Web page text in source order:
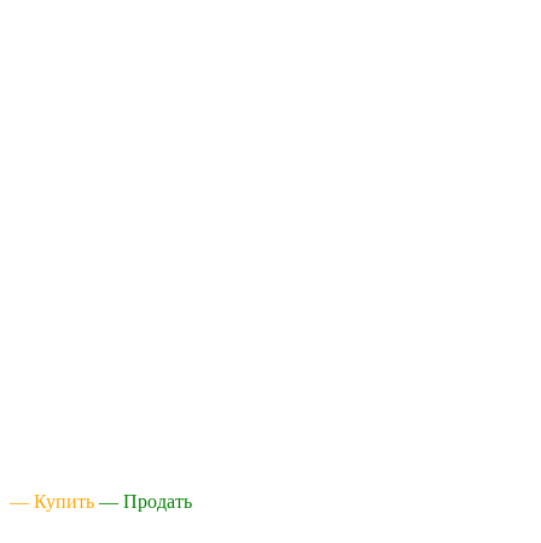
— Купить — Продать